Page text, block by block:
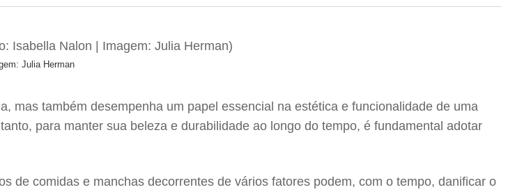
Julia Herman
mas também desempenha um papel essencial na estética e funcionalidade de uma
para manter sua beleza e durabilidade ao longo do tempo, é fundamental adotar
de comidas e manchas decorrentes de vários fatores podem, com o tempo, danificar o